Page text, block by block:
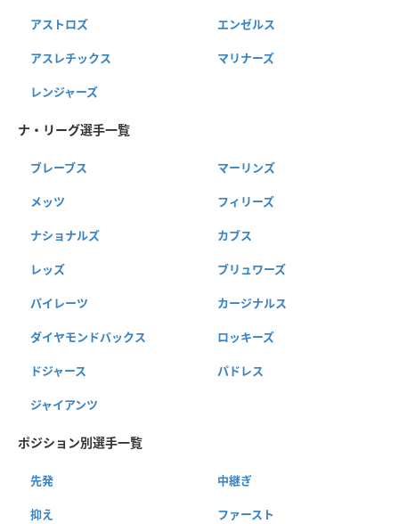
アストロズ エンゼルス
アスレチックス マリナーズ
レンジャーズ
ナ・リーグ選手一覧
ブレーブス マーリンズ
メッツ フィリーズ
ナショナルズ カブス
レッズ ブリュワーズ
パイレーツ カージナルス
ダイヤモンドバックス ロッキーズ
ドジャース パドレス
ジャイアンツ
ポジション別選手一覧
先発 中継ぎ
抑え ファースト